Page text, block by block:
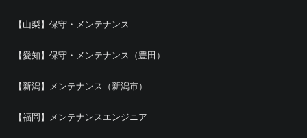
【山梨】保守・メンテナンス
【愛知】保守・メンテナンス（豊田）
【新潟】メンテナンス（新潟市）
【福岡】メンテナンスエンジニア